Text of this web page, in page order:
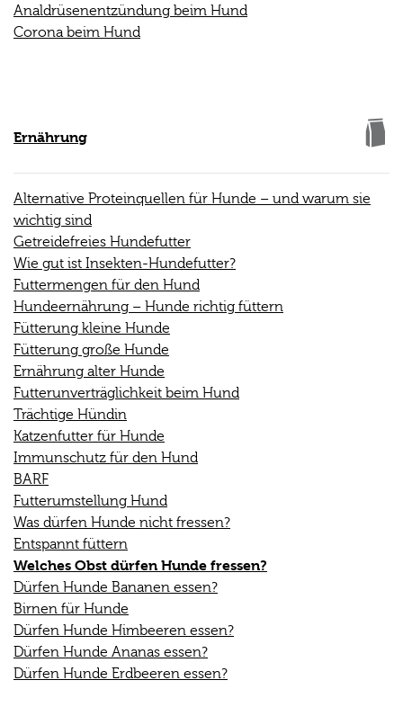
Analdrüsenentzündung beim Hund
Corona beim Hund
Ernährung
Alternative Proteinquellen für Hunde – und warum sie
wichtig sind
Getreidefreies Hundefutter
Wie gut ist Insekten-Hundefutter?
Futtermengen für den Hund
Hundeernährung – Hunde richtig füttern
Fütterung kleine Hunde
Fütterung große Hunde
Ernährung alter Hunde
Futterunverträglichkeit beim Hund
Trächtige Hündin
Katzenfutter für Hunde
Immunschutz für den Hund
BARF
Futterumstellung Hund
Was dürfen Hunde nicht fressen?
Entspannt füttern
Welches Obst dürfen Hunde fressen?
Dürfen Hunde Bananen essen?
Birnen für Hunde
Dürfen Hunde Himbeeren essen?
Dürfen Hunde Ananas essen?
Dürfen Hunde Erdbeeren essen?